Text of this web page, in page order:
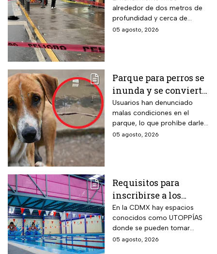
Trolebús
alrededor de dos metros de
profundidad y cerca de
cuatro metros de diámetro.
05 agosto, 2026
Parque para perros se
inunda y se convierte
en foco de infección;
el área canina está
inutilizable
Usuarios han denunciado
malas condiciones en el
parque, lo que prohíbe darle
un uso adecuado
05 agosto, 2026
Requisitos para
inscribirse a los
talleres de la UTOPÍA
Coyoacán
En la CDMX hay espacios
conocidos como UTOPPÍAS
donde se pueden tomar
talleres y practicar deportes y
05 agosto, 2026